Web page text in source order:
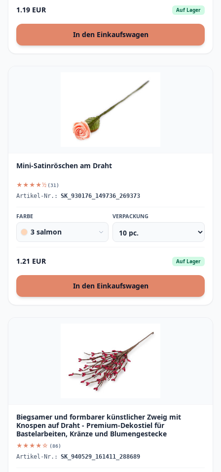
1.19 EUR Auf Lager
In den Einkaufswagen
Mini-Satinröschen am Draht
★★★★½ (31)
Artikel-Nr.: SK_930176_149736_269373
FARBE
3 salmon
VERPACKUNG
1.21 EUR Auf Lager
In den Einkaufswagen
Biegsamer und formbarer künstlicher Zweig mit
Knospen auf Draht - Premium-Dekostiel für
Bastelarbeiten, Kränze und Blumengestecke
★★★★☆ (86)
Artikel-Nr.: SK_940529_161411_288689